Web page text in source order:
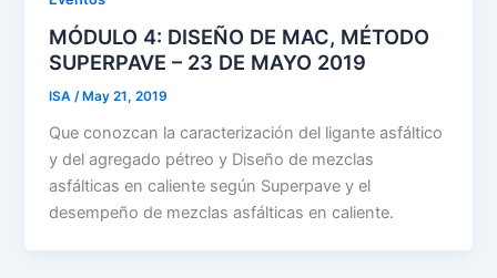
MÓDULO 4: DISEÑO DE MAC, MÉTODO
SUPERPAVE – 23 DE MAYO 2019
ISA/ May 21, 2019
Que conozcan la caracterización del ligante asfáltico
y del agregado pétreo y Diseño de mezclas
asfálticas en caliente según Superpave y el
desempeño de mezclas asfálticas en caliente.